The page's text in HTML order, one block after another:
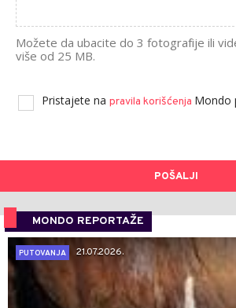
Možete da ubacite do 3 fotografije ili
više od 25 MB.
Pristajete na pravila korišćenja Mondo
POŠALJI
MONDO REPORTAŽE
PUTOVANJA
21.07.2026.